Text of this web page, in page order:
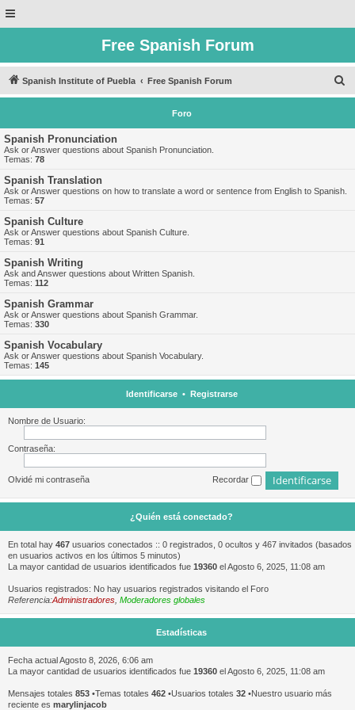
Free Spanish Forum
Spanish Institute of Puebla Free Spanish Forum
u
Foro
Spanish Pronunciation
Ask or Answer questions about Spanish Pronunciation.
Temas: 78
Spanish Translation
Ask or Answer questions on how to translate a word or sentence from English to Spanish.
Temas: 57
Spanish Culture
Ask or Answer questions about Spanish Culture.
Temas: 91
Spanish Writing
Ask and Answer questions about Written Spanish.
Temas: 112
Spanish Grammar
Ask or Answer questions about Spanish Grammar.
Temas: 330
Spanish Vocabulary
Ask or Answer questions about Spanish Vocabulary.
Temas: 145
Identificarse• Registrarse
Nombre de Usuario:
Contraseña:
Olvidé mi contraseña Recordar
¿Quién está conectado?
En total hay 467 usuarios conectados :: 0 registrados, 0 ocultos y 467 invitados (basados
en usuarios activos en los últimos 5 minutos)
La mayor cantidad de usuarios identificados fue 19360 el Agosto 6, 2025, 11:08 am
Usuarios registrados: No hay usuarios registrados visitando el Foro
Referencia:Administradores Moderadores globales
Estadísticas
Fecha actual Agosto 8, 2026, 6:06 am
La mayor cantidad de usuarios identificados fue 19360 el Agosto 6, 2025, 11:08 am
Mensajes totales 853 •Temas totales 462 •Usuarios totales 32 •Nuestro usuario más
reciente es marylinjacob